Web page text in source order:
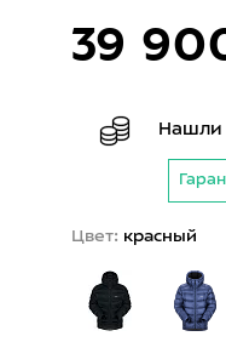
39
Нашли
Цвет: красный